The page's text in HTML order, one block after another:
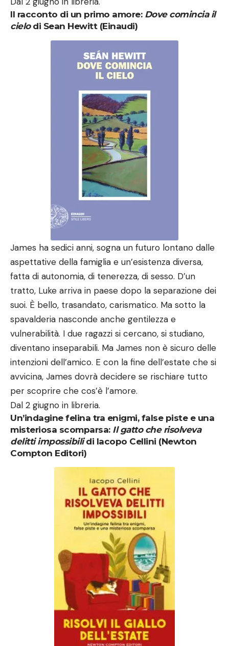
Il racconto di un primo amore: Dove comincia il
cielodi Sean Hewitt (Einaudi)
James ha sedici anni, sogna un futuro lontano dalle
aspettative della famiglia e un’esistenza diversa,
fatta di autonomia, di tenerezza, di sesso. D’un
tratto, Luke arriva in paese dopo la separazione dei
suoi. È bello, trasandato, carismatico. Ma sotto la
spavalderia nasconde anche gentilezza e
vulnerabilità. I due ragazzi si cercano, si studiano,
diventano inseparabili. Ma James non è sicuro delle
intenzioni dell’amico. E con la fine dell’estate che si
avvicina, James dovrà decidere se rischiare tutto
per scoprire che cos’è l’amore.
Dal 2 giugno in libreria.
Un’indagine felina tra enigmi, false piste e una
misteriosa scomparsa: Il gatto che risolveva
delitti impossibilidi Iacopo Cellini (Newton
Compton Editori)